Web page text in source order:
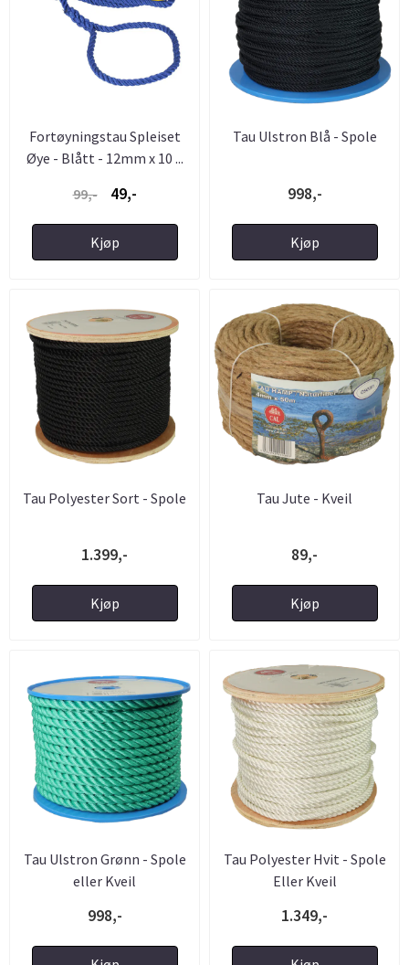
Fortøyningstau Spleiset
Øye - Blått - 12mm x 10 ...
99,-
49,-
Kjøp
Tau Ulstron Blå - Spole
998,-
Kjøp
Tau Polyester Sort - Spole
1.399,-
Kjøp
Tau Jute - Kveil
89,-
Kjøp
Tau Ulstron Grønn - Spole
eller Kveil
998,-
Tau Polyester Hvit - Spole
Eller Kveil
1.349,-